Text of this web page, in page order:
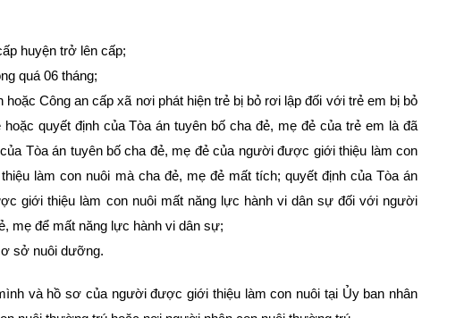
huyện trở lên cấp;
quá 06 tháng;
hoặc Công an cấp xã nơi phát hiện trẻ bị bỏ rơi lập đối với trẻ em bị bỏ
quyết định của Tòa án tuyên bố cha đẻ, mẹ đẻ của trẻ em là đã
Tòa án tuyên bố cha đẻ, mẹ đẻ của người được giới thiệu làm con
làm con nuôi mà cha đẻ, mẹ đẻ mất tích; quyết định của Tòa án
giới thiệu làm con nuôi mất năng lực hành vi dân sự đối với người
mẹ để mất năng lực hành vi dân sự;
sở nuôi dưỡng.
và hồ sơ của người được giới thiệu làm con nuôi tại Ủy ban nhân